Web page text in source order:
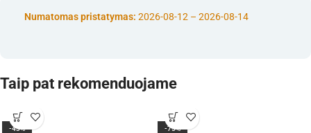
Numatomas pristatymas: 2026-08-12 – 2026-08-14
Taip pat rekomenduojame
-43% -75%